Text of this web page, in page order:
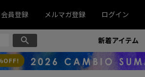
会員登録 メルマガ登録 ログイン
新着アイテム